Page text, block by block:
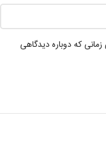
که دوباره دیدگاهی